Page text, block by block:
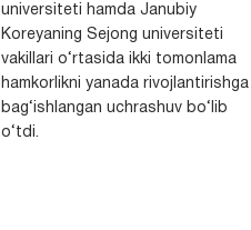
universiteti hamda Janubiy
Koreyaning Sejong universiteti
vakillari o‘rtasida ikki tomonlama
hamkorlikni yanada rivojlantirishga
bag‘ishlangan uchrashuv bo‘lib
o‘tdi.